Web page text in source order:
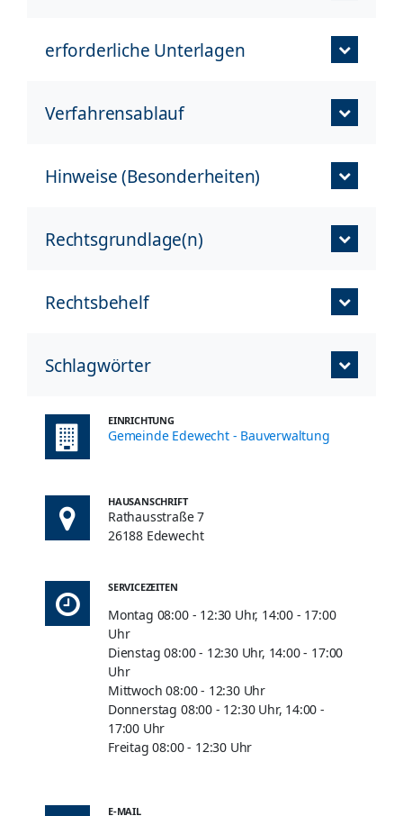
erforderliche Unterlagen
Verfahrensablauf
Hinweise (Besonderheiten)
Rechtsgrundlage(n)
Rechtsbehelf
Schlagwörter
EINRICHTUNG
Gemeinde Edewecht - Bauverwaltung
HAUSANSCHRIFT
Rathausstraße 7
26188 Edewecht
SERVICEZEITEN
Montag 08:00 - 12:30 Uhr, 14:00 - 17:00
Uhr
Dienstag 08:00 - 12:30 Uhr, 14:00 - 17:00
Uhr
Mittwoch 08:00 - 12:30 Uhr
Donnerstag 08:00 - 12:30 Uhr, 14:00 -
17:00 Uhr
Freitag 08:00 - 12:30 Uhr
E-MAIL